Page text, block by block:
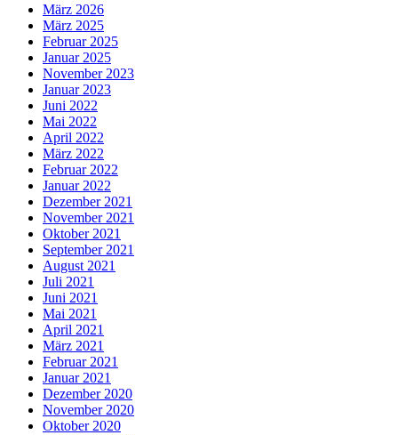
März 2026
März 2025
Februar 2025
Januar 2025
November 2023
Januar 2023
Juni 2022
Mai 2022
April 2022
März 2022
Februar 2022
Januar 2022
Dezember 2021
November 2021
Oktober 2021
September 2021
August 2021
Juli 2021
Juni 2021
Mai 2021
April 2021
März 2021
Februar 2021
Januar 2021
Dezember 2020
November 2020
Oktober 2020